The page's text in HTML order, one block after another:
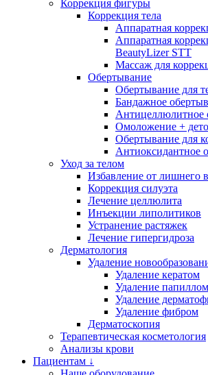
Коррекция фигуры
Коррекция тела
Аппаратная
Аппаратная
BeautyLizer STT
Массаж для
Обертывание
Обертывание для
Бандажное
Антицеллюлитное
Омоложение +
Обертывание для
Антиоксидантное
Уход за телом
Избавление от лишнего
Коррекция силуэта
Лечение целлюлита
Инъекции липолитиков
Устранение растяжек
Лечение гипергидроза
Дерматология
Удаление
Удаление кератом
Удаление папиллом
Удаление
Удаление фибром
Дерматоскопия
Терапевтическая косметология
Анализы крови
Пациентам ↓